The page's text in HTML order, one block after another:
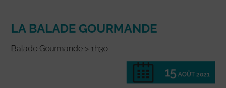
LA BALADE GOURMANDE
Balade Gourmande > 1h30
15 AOÛT 2021